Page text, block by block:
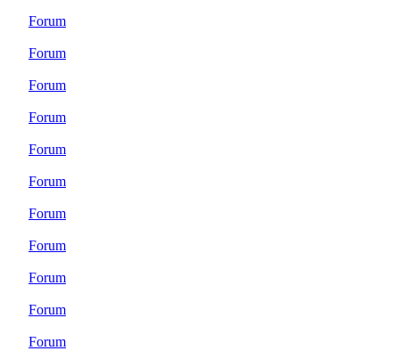
Forum
Forum
Forum
Forum
Forum
Forum
Forum
Forum
Forum
Forum
Forum